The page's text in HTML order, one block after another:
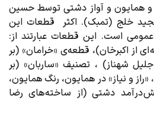
و همایون و آواز دشتی توسط حسین
خلج (تمبک). اکثر قطعات این
است. این قطعات عبارتند از:
از اکبرخان)، قطعه‌ی «خرامان» (بر
شهناز) ، تصنیف «ساربان» (بر
و نیاز» در همایون، رنگ همایون،
درآمد دشتی (از ساخته های رضا